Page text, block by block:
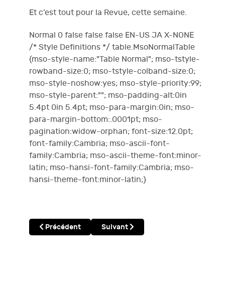
Et c’est tout pour la Revue, cette semaine.
Normal 0 false false false EN-US JA X-NONE
/* Style Definitions */ table.MsoNormalTable
{mso-style-name:"Table Normal"; mso-tstyle-
rowband-size:0; mso-tstyle-colband-size:0;
mso-style-noshow:yes; mso-style-priority:99;
mso-style-parent:""; mso-padding-alt:0in
5.4pt 0in 5.4pt; mso-para-margin:0in; mso-
para-margin-bottom:.0001pt; mso-
pagination:widow-orphan; font-size:12.0pt;
font-family:Cambria; mso-ascii-font-
family:Cambria; mso-ascii-theme-font:minor-
latin; mso-hansi-font-family:Cambria; mso-
hansi-theme-font:minor-latin;}
Article précédent : Revue de la semaine 28 Novembre
Précédent Article suivant : REVUE DE LA
Suivant